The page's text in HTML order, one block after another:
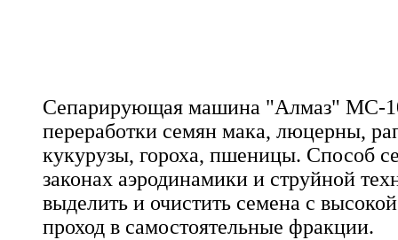
Сепарирующая машина "Алмаз" МС-
переработки семян мака, люцерны,
кукурузы, гороха, пшеницы. Способ
законах аэродинамики и струйной
выделить и очистить семена с
проход в самостоятельные фракции.